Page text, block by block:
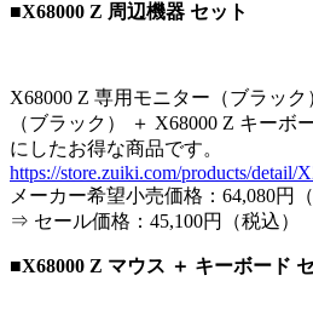
■X68000 Z 周辺機器 セット
X68000 Z 専用モニター（ブラック
（ブラック） ＋ X68000 Z キーボ
にしたお得な商品です。
https://store.zuiki.com/products/detail/
メーカー希望小売価格：64,080円（
⇒ セール価格：45,100円（税込）
■X68000 Z マウス ＋ キーボード